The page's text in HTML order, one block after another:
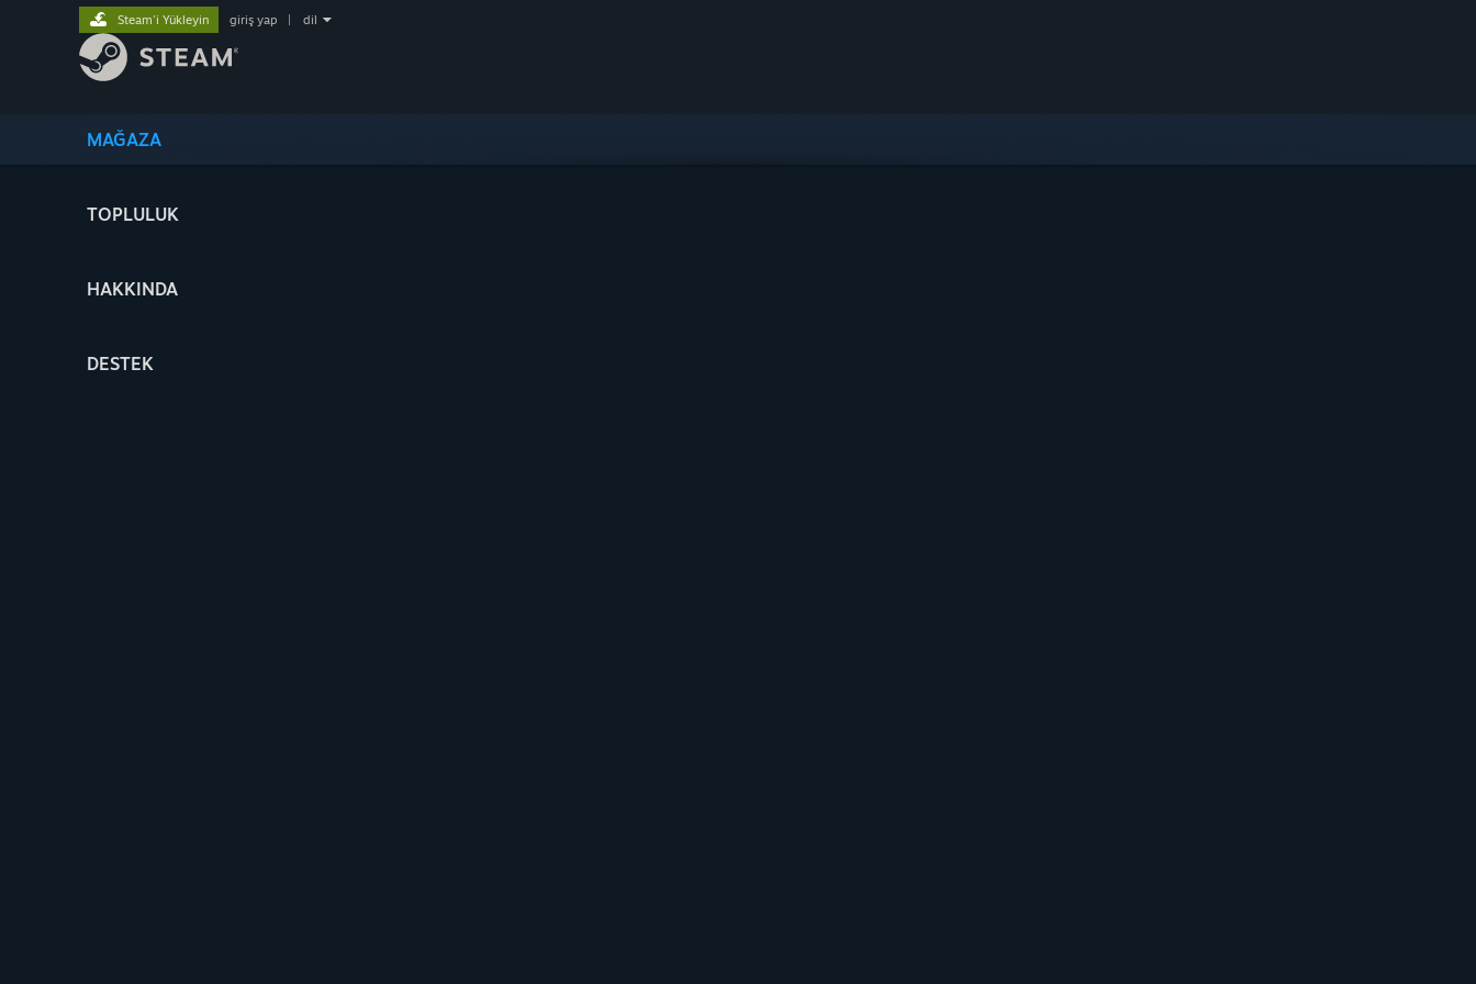
MAĞAZA
TOPLULUK
HAKKINDA
DESTEK
Steam'i Yükleyin giriş yap dil